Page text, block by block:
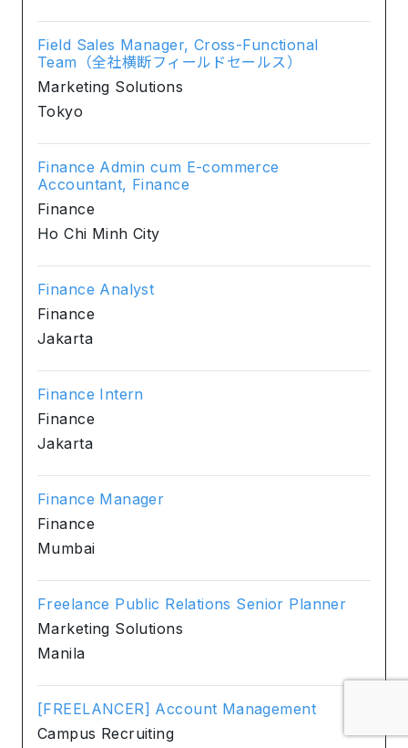
Field Sales Manager, Cross-Functional
Team（全社横断フィールドセールス）
Marketing Solutions
Tokyo
Finance Admin cum E-commerce
Accountant, Finance
Finance
Ho Chi Minh City
Finance Analyst
Finance
Jakarta
Finance Intern
Finance
Jakarta
Finance Manager
Finance
Mumbai
Freelance Public Relations Senior Planner
Marketing Solutions
Manila
[FREELANCER] Account Management
Campus Recruiting